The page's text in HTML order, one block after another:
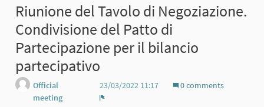
Riunione del Tavolo di Negoziazione.
Condivisione del Patto di
Partecipazione per il bilancio
partecipativo
Official
meeting
23/03/2022 11:17
0 comments